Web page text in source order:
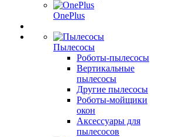
OnePlus
Пылесосы
Роботы-пылесосы
Вертикальные
пылесосы
Другие пылесосы
Роботы-мойщики
окон
Аксессуары для
пылесосов